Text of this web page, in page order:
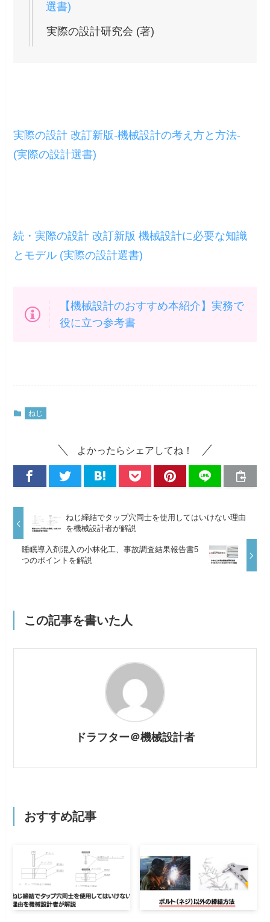
選書)
実際の設計研究会 (著)
実際の設計 改訂新版-機械設計の考え方と方法-
(実際の設計選書)
続・実際の設計 改訂新版 機械設計に必要な知識
とモデル (実際の設計選書)
【機械設計のおすすめ本紹介】実務で
役に立つ参考書
ねじ
よかったらシェアしてね！
ねじ締結でタップ穴同士を使用してはいけない理由
を機械設計者が解説
睡眠導入剤混入の小林化工、事故調査結果報告書5
つのポイントを解説
この記事を書いた人
ドラフター＠機械設計者
おすすめ記事